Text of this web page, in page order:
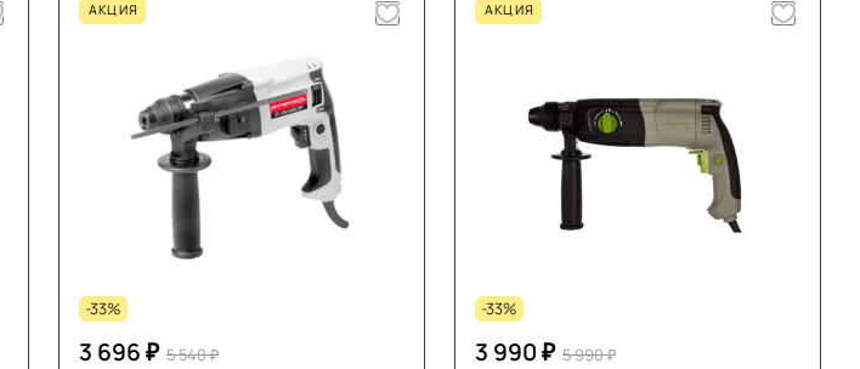
АКЦИЯ
-33%
3 696 ₽ 5 540 ₽
АКЦИЯ
-33%
3 990 ₽ 5 990 ₽